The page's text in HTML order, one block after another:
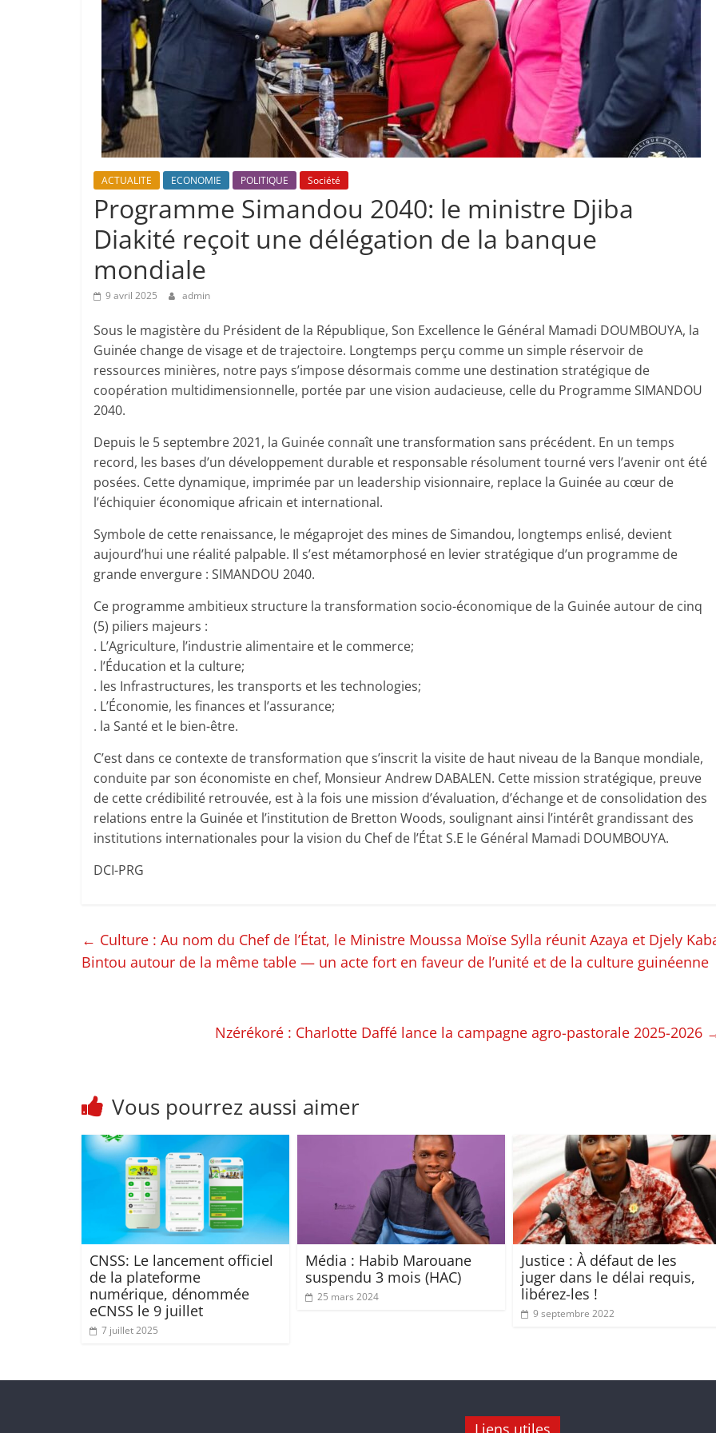
ACTUALITE ECONOMIE POLITIQUE Société
Programme Simandou 2040: le ministre Djiba
Diakité reçoit une délégation de la banque
mondiale
9 avril 2025 admin
Sous le magistère du Président de la République, Son Excellence le Général Mamadi DOUMBOUYA, la
Guinée change de visage et de trajectoire. Longtemps perçu comme un simple réservoir de
ressources minières, notre pays s’impose désormais comme une destination stratégique de
coopération multidimensionnelle, portée par une vision audacieuse, celle du Programme SIMANDOU
2040.
Depuis le 5 septembre 2021, la Guinée connaît une transformation sans précédent. En un temps
record, les bases d’un développement durable et responsable résolument tourné vers l’avenir ont été
posées. Cette dynamique, imprimée par un leadership visionnaire, replace la Guinée au cœur de
l’échiquier économique africain et international.
Symbole de cette renaissance, le mégaprojet des mines de Simandou, longtemps enlisé, devient
aujourd’hui une réalité palpable. Il s’est métamorphosé en levier stratégique d’un programme de
grande envergure : SIMANDOU 2040.
Ce programme ambitieux structure la transformation socio-économique de la Guinée autour de cinq
(5) piliers majeurs :
. L’Agriculture, l’industrie alimentaire et le commerce;
. l’Éducation et la culture;
. les Infrastructures, les transports et les technologies;
. L’Économie, les finances et l’assurance;
. la Santé et le bien-être.
C’est dans ce contexte de transformation que s’inscrit la visite de haut niveau de la Banque mondiale,
conduite par son économiste en chef, Monsieur Andrew DABALEN. Cette mission stratégique, preuve
de cette crédibilité retrouvée, est à la fois une mission d’évaluation, d’échange et de consolidation des
relations entre la Guinée et l’institution de Bretton Woods, soulignant ainsi l’intérêt grandissant des
institutions internationales pour la vision du Chef de l’État S.E le Général Mamadi DOUMBOUYA.
DCI-PRG
← Culture : Au nom du Chef de l’État, le Ministre Moussa Moïse Sylla réunit Azaya et Djely
Bintou autour de la même table — un acte fort en faveur de l’unité et de la culture guinéenne
Nzérékoré : Charlotte Daffé lance la campagne agro-pastorale 2025-2026
Vous pourrez aussi aimer
CNSS: Le lancement officiel
de la plateforme
numérique, dénommée
eCNSS le 9 juillet
7 juillet 2025
Média : Habib Marouane
suspendu 3 mois (HAC)
25 mars 2024
Justice : À défaut de les
juger dans le délai requis,
libérez-les !
9 septembre 2022
Liens utiles